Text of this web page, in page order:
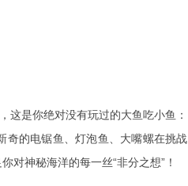
这是你绝对没有玩过的大鱼吃小鱼：
奇的电锯鱼、灯泡鱼、大嘴螺在挑战
对神秘海洋的每一丝“非分之想”！